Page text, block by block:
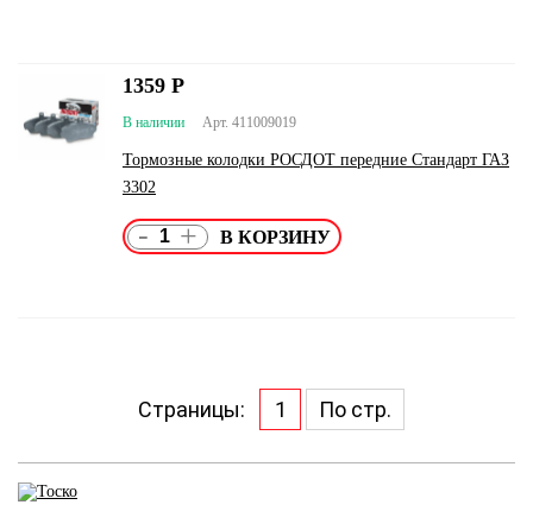
Арт. 411009019
В наличии
Тормозные колодки РОСДОТ передние Стандарт ГАЗ
3302
1359 Р
- +
Страницы: 1 По стр.